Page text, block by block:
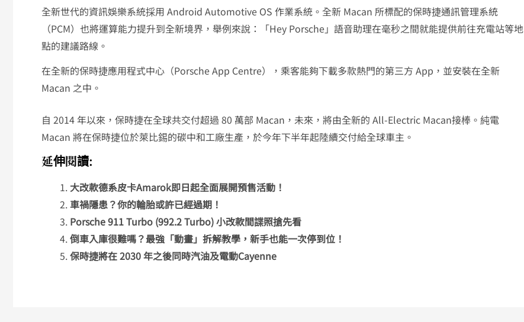
全新世代的資訊娛樂系統採用 Android Automotive OS 作業系統。全新 Macan 所標配的保時捷通訊管理系統
（PCM）也將運算能力提升到全新境界，舉例來說：「Hey Porsche」語音助理在毫秒之間就能提供前往充電站等地
點的建議路線。
在全新的保時捷應用程式中心（Porsche App Centre），乘客能夠下載多款熱門的第三方 App，並安裝在全新
Macan 之中。
自 2014 年以來，保時捷在全球共交付超過 80 萬部 Macan，未來，將由全新的 All-Electric Macan接棒。純電
Macan 將在保時捷位於萊比錫的碳中和工廠生產，於今年下半年起陸續交付給全球車主。
延伸閱讀:
大改款德系皮卡Amarok即日起全面展開預售活動！
車禍隱患？你的輪胎或許已經過期！
Porsche 911 Turbo (992.2 Turbo) 小改款間諜照搶先看
倒車入庫很難嗎？最強「動畫」拆解教學，新手也能一次停到位！
保時捷將在 2030 年之後同時汽油及電動Cayenne